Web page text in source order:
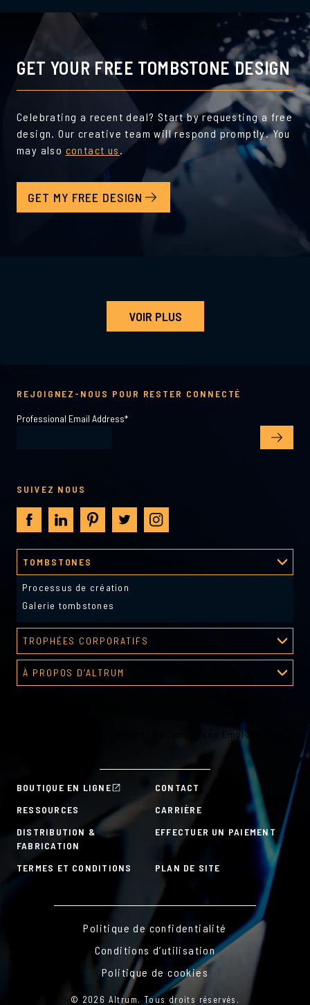
GET YOUR FREE TOMBSTONE DESIGN
Celebrating a recent deal? Start by requesting a free
design. Our creative team will respond promptly. You
may also contact us .
GET MY FREE DESIGN
VOIR PLUS
BOUTIQUE EN LIGNE
CONTACT
RESSOURCES
CARRIÈRE
DISTRIBUTION &
FABRICATION
EFFECTUER UN PAIEMENT
TERMES ET CONDITIONS PLAN DE SITE
TOMBSTONES
Processus de création
Galerie tombstones
TROPHÉES CORPORATIFS
Galerie de récompenses
À PROPOS D’ALTRUM
Plans de Reconnaissance et Récompenses Employé
REJOIGNEZ-NOUS POUR RESTER CONNECTÉ
Professional Email Address*
SUIVEZ NOUS
© 2026 Altrum. Tous droits réservés.
Politique de confidentialité
Conditions d’utilisation
Politique de cookies